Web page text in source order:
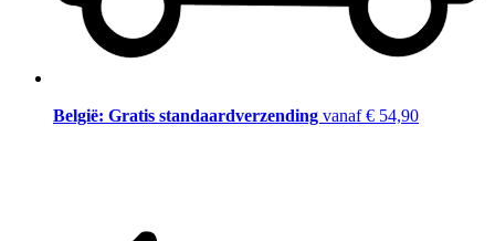
België: Gratis standaardverzending vanaf € 54,90